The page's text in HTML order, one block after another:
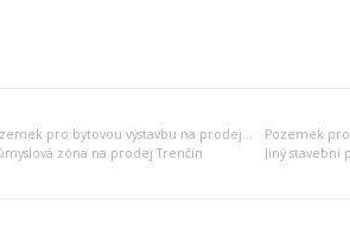
Pozemek pro bytovou výstavbu na prodej Trenčín
zóna na prodej Trenčín Jiný